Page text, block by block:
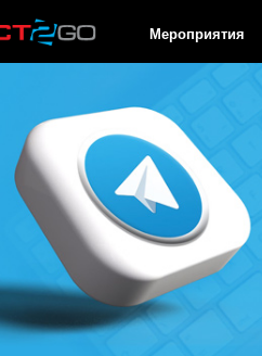
Мероприятия